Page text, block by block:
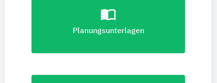
import_contacts
Planungsunterlagen